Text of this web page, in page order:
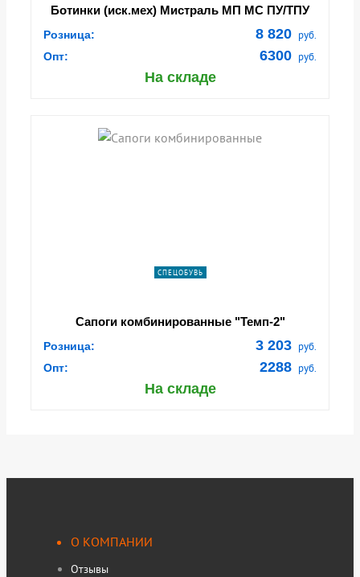
Ботинки (иск.мех) Мистраль МП МС ПУ/ТПУ
Розница: 8 820 руб.
Опт: 6300 руб.
На складе
СПЕЦОБУВЬ
Сапоги комбинированные "Темп-2"
Розница: 3 203 руб.
Опт: 2288 руб.
На складе
О КОМПАНИИ
Отзывы